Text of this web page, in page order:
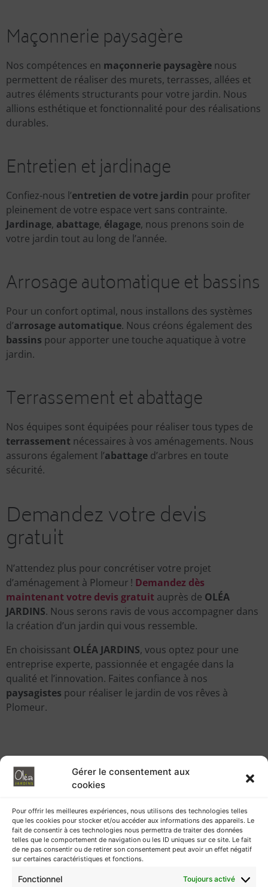
Gérer le consentement aux
cookies
Pour offrir les meilleures expériences, nous utilisons des technologies telles
que les cookies pour stocker et/ou accéder aux informations des appareils. Le
fait de consentir à ces technologies nous permettra de traiter des données
telles que le comportement de navigation ou les ID uniques sur ce site. Le fait
de ne pas consentir ou de retirer son consentement peut avoir un effet négatif
sur certaines caractéristiques et fonctions.
Fonctionnel Toujours activé
Maçonnerie paysagère
Nos compétences en maçonnerie paysagère nous
permettent de réaliser des murets, terrasses, allées et
autres éléments structurants pour votre jardin. Nous
allions esthétique et fonctionnalité pour des réalisations
durables.
Entretien et jardinage
Confiez-nous l’entretien de votre jardin pour profiter
pleinement de votre espace vert sans contrainte.
Jardinage, abattage, élagage, nous prenons soin de
votre jardin tout au long de l’année.
Arrosage automatique et bassins
Pour un confort optimal, nous installons des systèmes
d’arrosage automatique. Nous créons également des
bassins pour apporter une touche aquatique à votre
jardin.
Terrassement et abattage
Nos équipes sont équipées pour réaliser tous types de
terrassement nécessaires à vos aménagements. Nous
assurons également l’abattage d’arbres en toute
sécurité.
Demandez votre devis
gratuit
N’attendez plus pour concrétiser votre projet
d’aménagement à Plomeur ! Demandez dès
maintenant votre devis gratuit auprès de OLÉA
JARDINS. Nous serons ravis de vous accompagner dans
la création d’un jardin qui vous ressemble.
En choisissant OLÉA JARDINS, vous optez pour une
entreprise experte, passionnée et engagée dans la
qualité et l’innovation. Faites confiance à nos
paysagistes pour réaliser le jardin de vos rêves à
Plomeur.